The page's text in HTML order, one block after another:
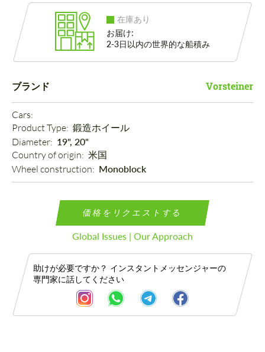
在庫あり
お届け:
2-3日以内の世界的な船積み
ブランド Vorsteiner
Cars:
Product Type: 鍛造ホイール
Diameter: 19", 20"
Country of origin: 米国
Wheel construction: Monoblock
価格をリクエストする
Global Issues | Our Approach
助けが必要ですか？ インスタントメッセンジャーの
専門家に話してください